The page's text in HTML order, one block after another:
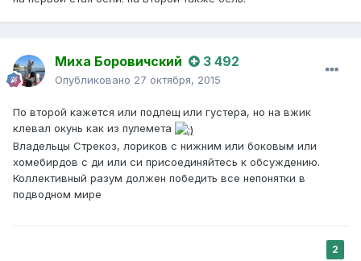
Миха Боровичский 3 492
Опубликовано 27 октября, 2015
По второй кажется или подлещ или густера, но на вжик
клевал окунь как из пулемета
Владельцы Стрекоз, лориков с нижним или боковым или
хомебирдов с ди или си присоединяйтесь к обсуждению.
Коллективный разум должен победить все непонятки в
подводном мире
2